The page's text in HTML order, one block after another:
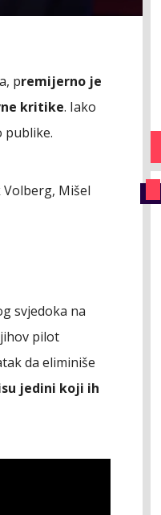
premijerno je
kritike. Iako
publike.
Mišel
svjedoka na
pilot
da eliminiše
jedini koji ih